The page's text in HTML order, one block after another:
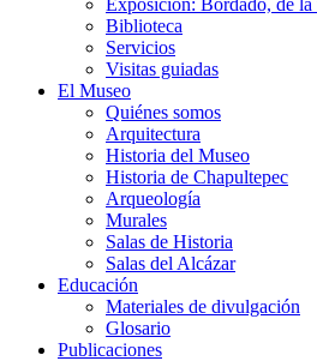
Exposición: Bordado, de la
Biblioteca
Servicios
Visitas guiadas
El Museo
Quiénes somos
Arquitectura
Historia del Museo
Historia de Chapultepec
Arqueología
Murales
Salas de Historia
Salas del Alcázar
Educación
Materiales de divulgación
Glosario
Publicaciones